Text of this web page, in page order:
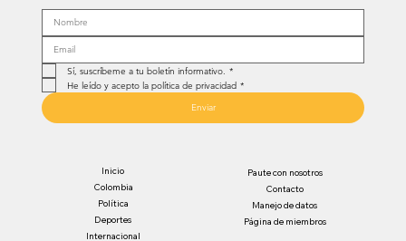
Sí, suscríbeme a tu boletín informativo. *
He leído y acepto la política de privacidad *
Enviar
Inicio
Colombia
Política
Deportes
Internacional
Paute con nosotros
Contacto
Manejo de datos
Página de miembros